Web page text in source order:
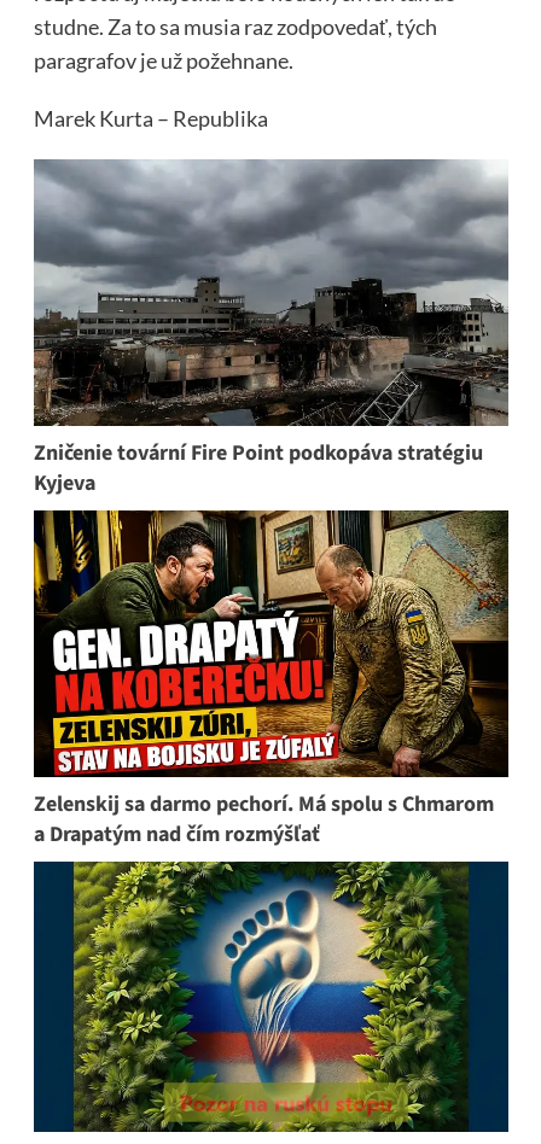
studne. Za to sa musia raz zodpovedať, tých
paragrafov je už požehnane.
Marek Kurta – Republika
Zničenie tovární Fire Point podkopáva stratégiu
Kyjeva
Zelenskij sa darmo pechorí. Má spolu s Chmarom
a Drapatým nad čím rozmýšľať